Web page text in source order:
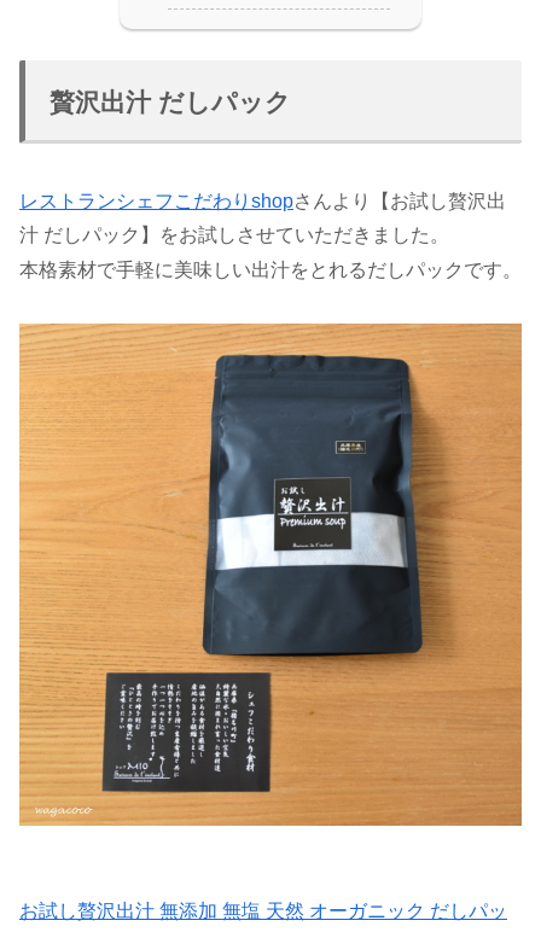
贅沢出汁 だしパック
レストランシェフこだわりshopさんより【お試し贅沢出
汁 だしパック】をお試しさせていただきました。
本格素材で手軽に美味しい出汁をとれるだしパックです。
お試し贅沢出汁 無添加 無塩 天然 オーガニック だしパッ